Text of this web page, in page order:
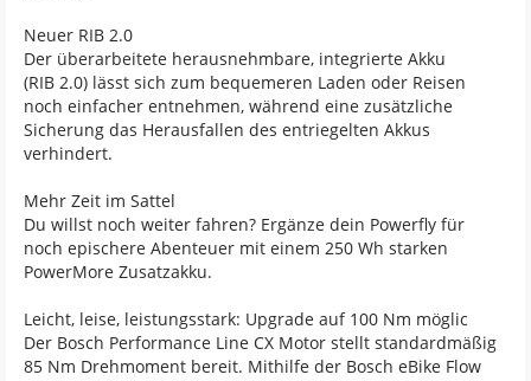
Neuer RIB 2.0
Der überarbeitete herausnehmbare, integrierte Akku
(RIB 2.0) lässt sich zum bequemeren Laden oder Reisen
noch einfacher entnehmen, während eine zusätzliche
Sicherung das Herausfallen des entriegelten Akkus
verhindert.
Mehr Zeit im Sattel
Du willst noch weiter fahren? Ergänze dein Powerfly für
noch epischere Abenteuer mit einem 250 Wh starken
PowerMore Zusatzakku.
Leicht, leise, leistungsstark: Upgrade auf 100 Nm möglic
Der Bosch Performance Line CX Motor stellt standardmäßig
85 Nm Drehmoment bereit. Mithilfe der Bosch eBike Flow